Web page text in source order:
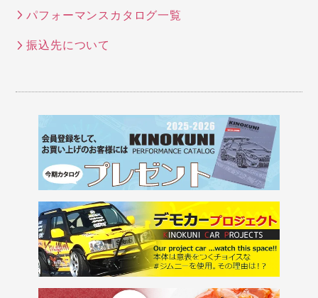
パフォーマンスカタログ一覧
振込先について